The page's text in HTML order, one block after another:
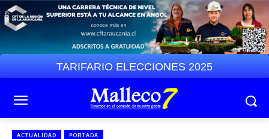
TARIFARIO ELECCIONES 2025
ACTUALIDAD PORTADA